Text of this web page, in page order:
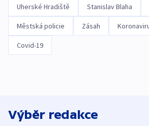
Uherské Hradiště Stanislav Blaha
Městská policie Zásah
Covid-19
Výběr redakce